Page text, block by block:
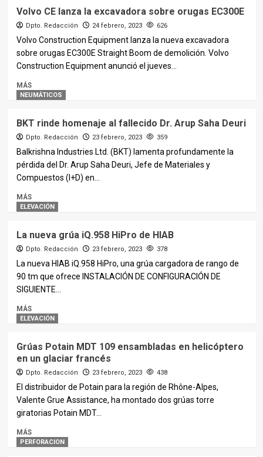
Volvo CE lanza la excavadora sobre orugas EC300E
Dpto. Redacción 24 febrero, 2023 626
Volvo Construction Equipment lanza la nueva excavadora
sobre orugas EC300E Straight Boom de demolición. Volvo
Construction Equipment anunció el jueves...
MÁS
NEUMÁTICOS
BKT rinde homenaje al fallecido Dr. Arup Saha Deuri
Dpto. Redacción 23 febrero, 2023 359
Balkrishna Industries Ltd. (BKT) lamenta profundamente la
pérdida del Dr. Arup Saha Deuri, Jefe de Materiales y
Compuestos (I+D) en...
MÁS
ELEVACIÓN
La nueva grúa iQ.958 HiPro de HIAB
Dpto. Redacción 23 febrero, 2023 378
La nueva HIAB iQ.958 HiPro, una grúa cargadora de rango de
90 tm que ofrece INSTALACIÓN DE CONFIGURACIÓN DE
SIGUIENTE...
MÁS
ELEVACIÓN
Grúas Potain MDT 109 ensambladas en helicóptero
en un glaciar francés
Dpto. Redacción 23 febrero, 2023 438
El distribuidor de Potain para la región de Rhône-Alpes,
Valente Grue Assistance, ha montado dos grúas torre
giratorias Potain MDT...
MÁS
PERFORACION